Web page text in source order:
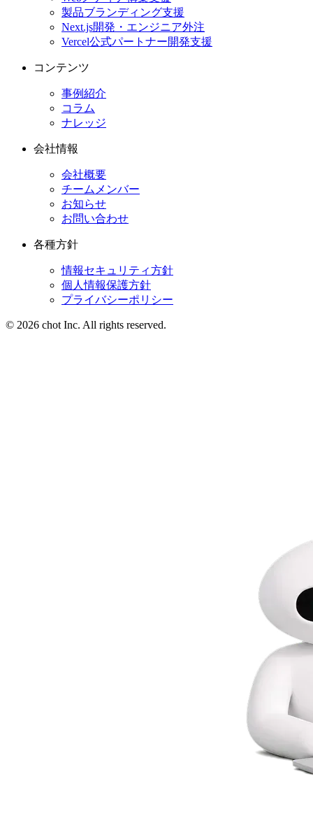
製品ブランディング支援
Next.js開発・エンジニア外注
Vercel公式パートナー開発支援
コンテンツ
事例紹介
コラム
ナレッジ
会社情報
会社概要
チームメンバー
お知らせ
お問い合わせ
各種方針
情報セキュリティ方針
個人情報保護方針
プライバシーポリシー
© 2026 chot Inc. All rights reserved.